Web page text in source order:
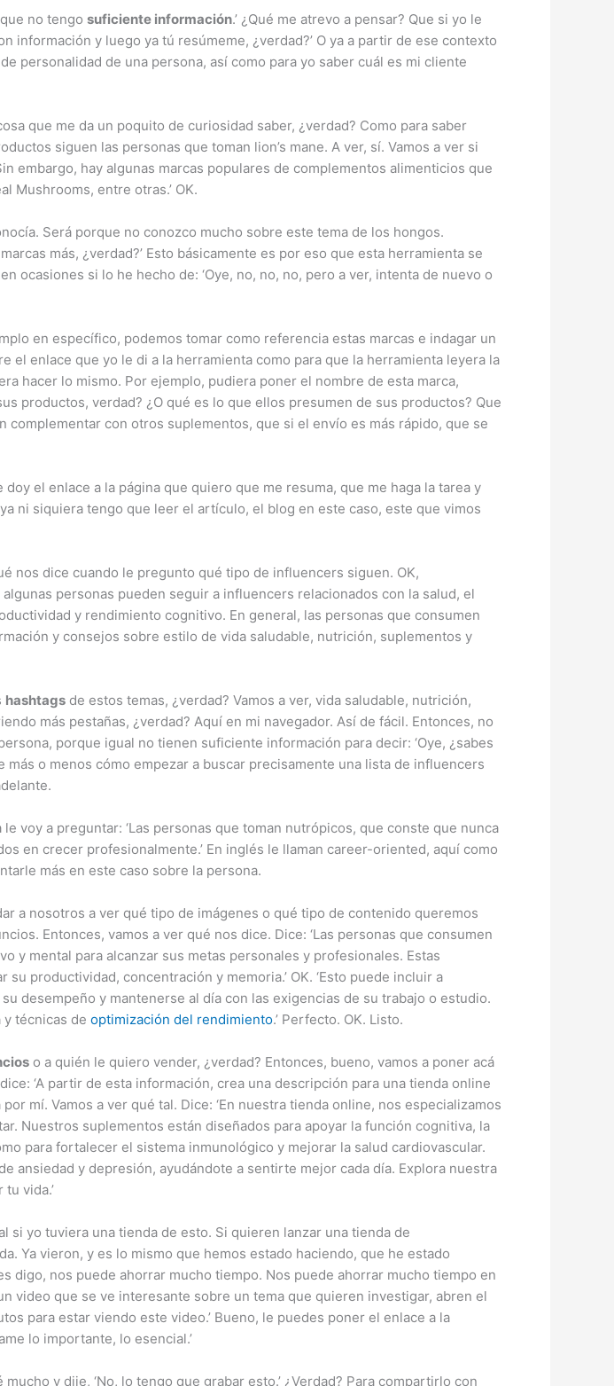
no tengo suficiente información.’ ¿Qué me atrevo a pensar? Que si yo le
información y luego ya tú resúmeme, ¿verdad?’ O ya a partir de ese contexto
personalidad de una persona, así como para yo saber cuál es mi cliente
que me da un poquito de curiosidad saber, ¿verdad? Como para saber
siguen las personas que toman lion’s mane. A ver, sí. Vamos a ver si
embargo, hay algunas marcas populares de complementos alimenticios que
Mushrooms, entre otras.’ OK.
Será porque no conozco mucho sobre este tema de los hongos.
más, ¿verdad?’ Esto básicamente es por eso que esta herramienta se
ocasiones si lo he hecho de: ‘Oye, no, no, no, pero a ver, intenta de nuevo o
en específico, podemos tomar como referencia estas marcas e indagar un
enlace que yo le di a la herramienta como para que la herramienta leyera la
hacer lo mismo. Por ejemplo, pudiera poner el nombre de esta marca,
productos, verdad? ¿O qué es lo que ellos presumen de sus productos? Que
con otros suplementos, que si el envío es más rápido, que se
el enlace a la página que quiero que me resuma, que me haga la tarea y
ni siquiera tengo que leer el artículo, el blog en este caso, este que vimos
nos dice cuando le pregunto qué tipo de influencers siguen. OK,
personas pueden seguir a influencers relacionados con la salud, el
y rendimiento cognitivo. En general, las personas que consumen
y consejos sobre estilo de vida saludable, nutrición, suplementos y
hashtags de estos temas, ¿verdad? Vamos a ver, vida saludable, nutrición,
más pestañas, ¿verdad? Aquí en mi navegador. Así de fácil. Entonces, no
porque igual no tienen suficiente información para decir: ‘Oye, ¿sabes
o menos cómo empezar a buscar precisamente una lista de influencers
voy a preguntar: ‘Las personas que toman nutrópicos, que conste que nunca
en crecer profesionalmente.’ En inglés le llaman career-oriented, aquí como
más en este caso sobre la persona.
a nosotros a ver qué tipo de imágenes o qué tipo de contenido queremos
Entonces, vamos a ver qué nos dice. Dice: ‘Las personas que consumen
y mental para alcanzar sus metas personales y profesionales. Estas
productividad, concentración y memoria.’ OK. ‘Esto puede incluir a
desempeño y mantenerse al día con las exigencias de su trabajo o estudio.
técnicas de optimización del rendimiento.’ Perfecto. OK. Listo.
o a quién le quiero vender, ¿verdad? Entonces, bueno, vamos a poner acá
‘A partir de esta información, crea una descripción para una tienda online
mí. Vamos a ver qué tal. Dice: ‘En nuestra tienda online, nos especializamos
Nuestros suplementos están diseñados para apoyar la función cognitiva, la
para fortalecer el sistema inmunológico y mejorar la salud cardiovascular.
ansiedad y depresión, ayudándote a sentirte mejor cada día. Explora nuestra
vida.’
si yo tuviera una tienda de esto. Si quieren lanzar una tienda de
Ya vieron, y es lo mismo que hemos estado haciendo, que he estado
digo, nos puede ahorrar mucho tiempo. Nos puede ahorrar mucho tiempo en
video que se ve interesante sobre un tema que quieren investigar, abren el
para estar viendo este video.’ Bueno, le puedes poner el enlace a la
lo importante, lo esencial.’
y dije, ‘No, lo tengo que grabar esto.’ ¿Verdad? Para compartirlo con